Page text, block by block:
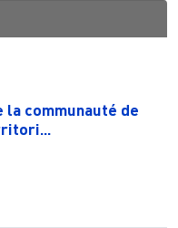
la communauté de